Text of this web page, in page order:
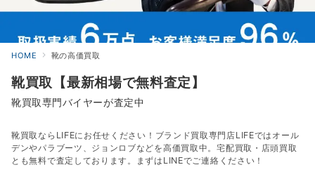
HOME 靴の高価買取
靴買取【最新相場で無料査定】
靴買取専門バイヤーが査定中
靴買取ならLIFEにお任せください！ブランド買取専門店LIFEではオール
デンやパラブーツ、ジョンロブなどを高価買取中。宅配買取・店頭買取
とも無料で査定しております。まずはLINEでご連絡ください！